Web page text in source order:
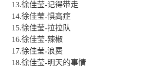
13.徐佳莹-记得带走
14.徐佳莹-惧高症
15.徐佳莹-拉拉队
16.徐佳莹-辣椒
17.徐佳莹-浪费
18.徐佳莹-明天的事情